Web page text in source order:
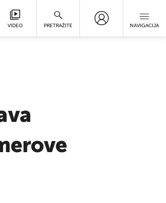
VIDEO PRETRAŽITE NAVIGACIJA